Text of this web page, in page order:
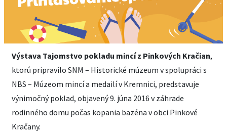
Výstava Tajomstvo pokladu mincí z Pinkových Kračian,
ktorú pripravilo SNM – Historické múzeum v spolupráci s
NBS – Múzeom mincí a medailí v Kremnici, predstavuje
výnimočný poklad, objavený 9. júna 2016 v záhrade
rodinného domu počas kopania bazéna v obci Pinkové
Kračany.